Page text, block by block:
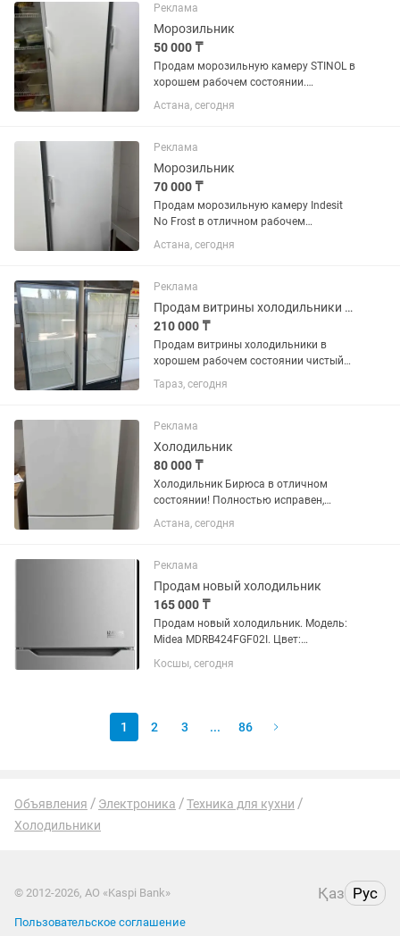
наличии. Подходит для дома,
магазина, кафе или...
Реклама
Морозильник
50 000 ₸
Продам морозильную камеру STINOL в
хорошем рабочем состоянии.
Полностью исправна, отлично
морозит, работает тихо. Все полки и
дома, магазина или дачи.
Производитель:...
Астана, сегодня
Реклама
Морозильник
70 000 ₸
Продам морозильную камеру Indesit
No Frost в отличном рабочем
состоянии. Полностью исправна,
хорошо морозит, работает тихо.
требуется. Чистая, без посторонних...
Астана, сегодня
Реклама
Продам витрины холодильники в хорошем рабочем состоянии чистый
210 000 ₸
Продам витрины холодильники в
хорошем рабочем состоянии чистый
цена за каждый по 250 тысяч
Тараз, сегодня
Реклама
Холодильник
80 000 ₸
Холодильник Бирюса в отличном
состоянии! Полностью исправен,
работает без нареканий. Чистый,
аккуратный, без дефектов.
связи с переездом продаем. Покупали
за 200 000...
Астана, сегодня
Реклама
Продам новый холодильник
165 000 ₸
Продам новый холодильник. Модель:
Midea MDRB424FGF02I. Цвет:
торговаться.
Косшы, сегодня
1 2 3 ... 86
Объявления Электроника
Техника для кухни
Холодильники
© 2012-2026, АО «Kaspi Bank» Қаз Рус
Пользовательское соглашение